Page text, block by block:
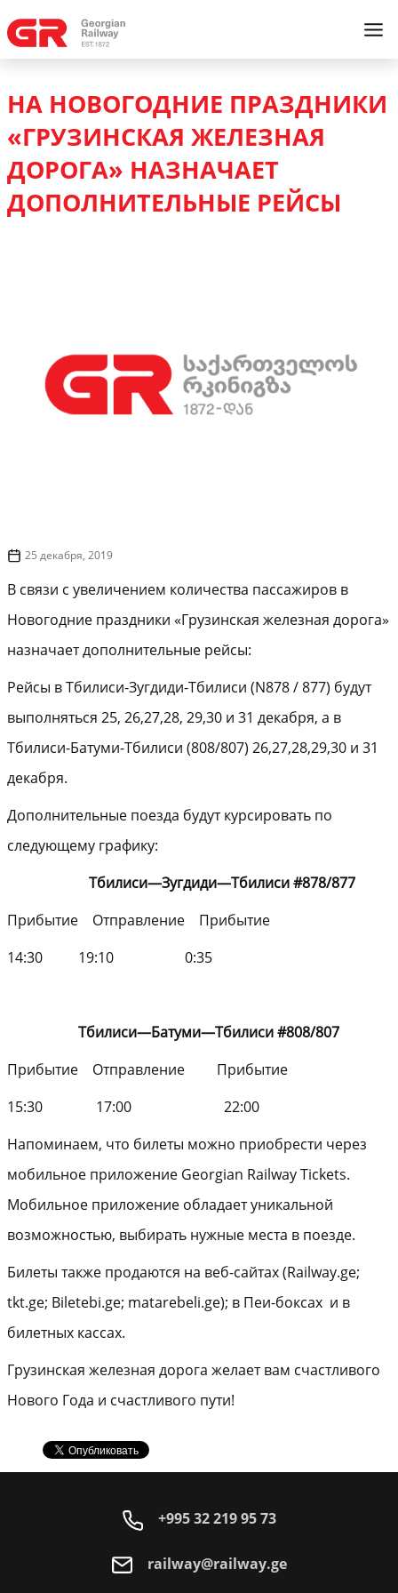
НА НОВОГОДНИЕ ПРАЗДНИКИ
«ГРУЗИНСКАЯ ЖЕЛЕЗНАЯ
ДОРОГА» НАЗНАЧАЕТ
ДОПОЛНИТЕЛЬНЫЕ РЕЙСЫ
25 декабря, 2019
В связи с увеличением количества пассажиров в
Новогодние праздники «Грузинская железная дорога»
назначает дополнительные рейсы:
Рейсы в Тбилиси-Зугдиди-Тбилиси (N878 / 877) будут
выполняться 25, 26,27,28, 29,30 и 31 декабря, а в
Тбилиси-Батуми-Тбилиси (808/807) 26,27,28,29,30 и 31
декабря.
Дополнительные поезда будут курсировать по
следующему графику:
Тбилиси—Зугдиди—Тбилиси#878/877
Прибытие Отправление Прибытие
14:30 19:10 0:35
Тбилиси—Батуми—Тбилиси#808/807
Прибытие Отправление Прибытие
15:30 17:00 22:00
Напоминаем, что билеты можно приобрести через
мобильное приложение Georgian Railway Tickets.
Мобильное приложение обладает уникальной
возможностью, выбирать нужные места в поезде.
Билеты также продаются на веб-сайтах (Railway.ge;
tkt.ge; Biletebi.ge; matarebeli.ge); в Пеи-боксах и в
билетных кассах.
Грузинская железная дорога желает вам счастливого
Нового Года и счастливого пути!
+995 32 219 95 73
railway@railway.ge